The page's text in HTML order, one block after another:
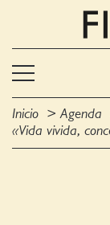
Inicio
Agenda